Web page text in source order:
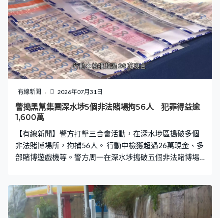
上不夠頻密，我想是這樣。（是否覺得商場清潔有改善空
間）有些空間要改善下，可能留意下食肆附近會否周邊容
易有老鼠，或者曱甴這些情況。」 老鼠出沒樓層的下層有
食肆，商場內普遍用假天花，有專家指這些因素都容易導
致鼠患出現。香港蟲害管理學會成員陳柏瑞：「通常這些
商場無可避免會有假天花、有夾層，而假天花可能連接不
同管道，亦可能水管、去水管會駁出街外，然後又會通向
室內，通常老鼠會在這些地方走進來，一旦入去假天花、
夾層就很難找到牠們。」 朗豪坊表示高度關注事件，已即
時清潔及消毒，並安排專業防治蟲鼠公司加密商場恆常防
善處理食物或垃圾，可能引起鼠患，會採取執法行動。
有線新聞 2026年07月31日
警搗黑幫集團深水埗5個非法賭場拘56人 犯罪得益逾
1,600萬
【有線新聞】警方打擊三合會活動，在深水埗區搗破多個
非法賭博場所，拘捕56人。 行動中檢獲超過26萬現金、多
部賭博遊戲機等。警方周一在深水埗搗破五個非法賭博場
用傀儡銀行戶口收受賭注，過去一年共清洗超過1,600萬犯
罪得益。56名被捕人年齡介乎21至76歲，當中18人持雙
程證，1人是持俗稱「行街紙」的外籍人士，集團主腦及傀